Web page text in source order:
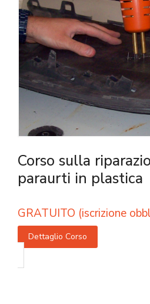
Corso sulla
paraurti in plastica
GRATUITO (iscrizione
Dettaglio Corso